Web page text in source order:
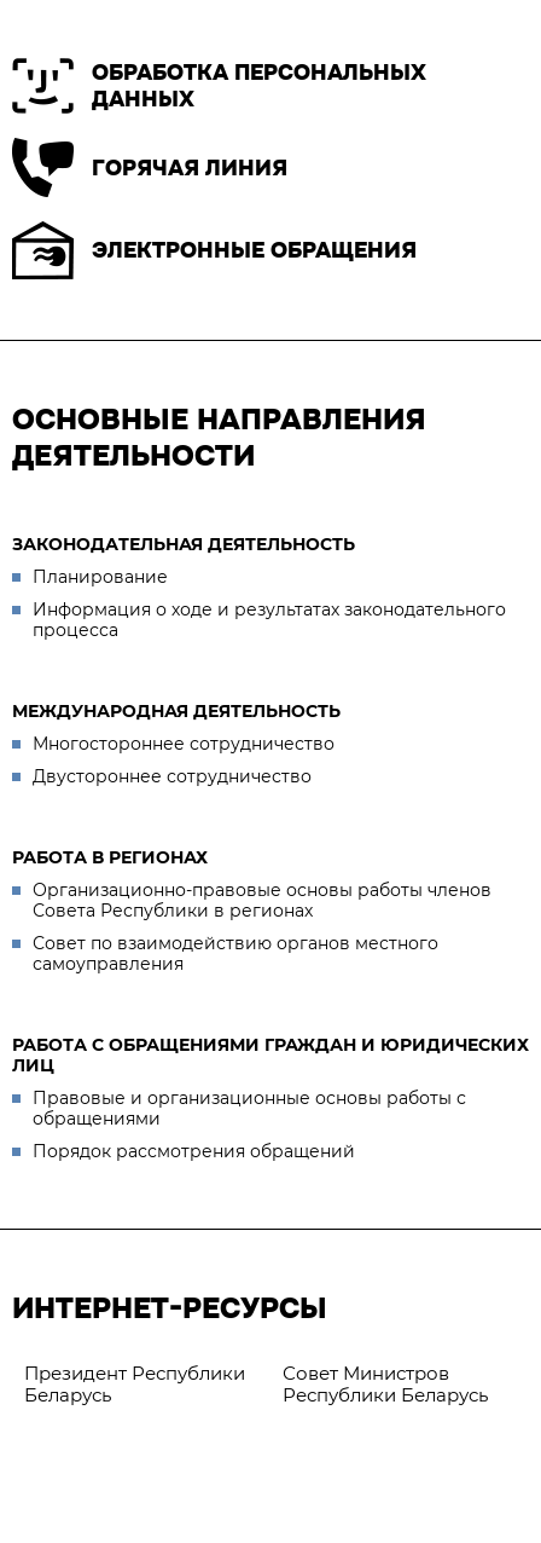
ОБРАБОТКА ПЕРСОНАЛЬНЫХ
ДАННЫХ
ГОРЯЧАЯ ЛИНИЯ
ЭЛЕКТРОННЫЕ ОБРАЩЕНИЯ
ОСНОВНЫЕ НАПРАВЛЕНИЯ
ДЕЯТЕЛЬНОСТИ
ЗАКОНОДАТЕЛЬНАЯ ДЕЯТЕЛЬНОСТЬ
Планирование
Информация о ходе и результатах законодательного
процесса
МЕЖДУНАРОДНАЯ ДЕЯТЕЛЬНОСТЬ
Многостороннее сотрудничество
Двустороннее сотрудничество
РАБОТА В РЕГИОНАХ
Организационно-правовые основы работы членов
Совета Республики в регионах
Совет по взаимодействию органов местного
самоуправления
РАБОТА С ОБРАЩЕНИЯМИ ГРАЖДАН И ЮРИДИЧЕСКИХ
ЛИЦ
Правовые и организационные основы работы с
обращениями
Порядок рассмотрения обращений
ИНТЕРНЕТ-РЕСУРСЫ
Президент Республики
Беларусь
Совет Министров
Республики Беларусь